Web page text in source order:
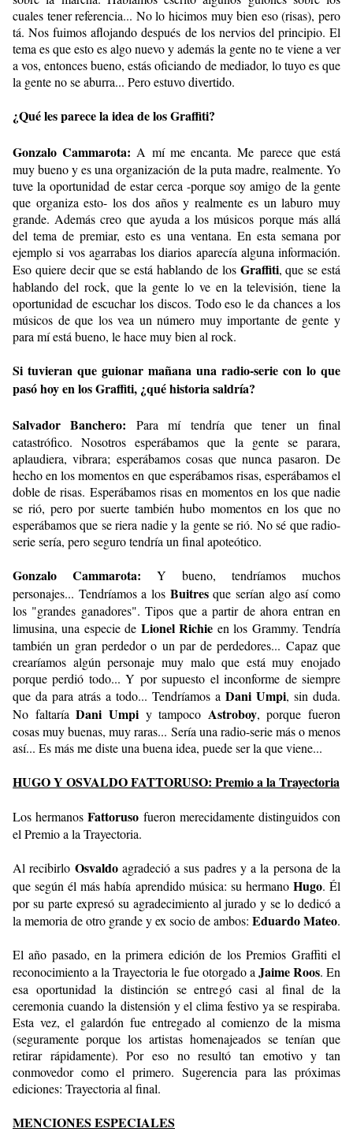
cuales tener referencia... No lo hicimos muy bien eso (risas), pero
tá. Nos fuimos aflojando después de los nervios del principio. El
tema es que esto es algo nuevo y además la gente no te viene a ver
a vos, entonces bueno, estás oficiando de mediador, lo tuyo es que
la gente no se aburra... Pero estuvo divertido.
¿Qué les parece la idea de los Graffiti?
Gonzalo Cammarota: A mí me encanta. Me parece que está
muy bueno y es una organización de la puta madre, realmente. Yo
tuve la oportunidad de estar cerca -porque soy amigo de la gente
que organiza esto- los dos años y realmente es un laburo muy
grande. Además creo que ayuda a los músicos porque más allá
del tema de premiar, esto es una ventana. En esta semana por
ejemplo si vos agarrabas los diarios aparecía alguna información.
Eso quiere decir que se está hablando de los Graffiti, que se está
hablando del rock, que la gente lo ve en la televisión, tiene la
oportunidad de escuchar los discos. Todo eso le da chances a los
músicos de que los vea un número muy importante de gente y
para mí está bueno, le hace muy bien al rock.
Si tuvieran que guionar mañana una radio-serie con lo que
pasó hoy en los Graffiti, ¿qué historia saldría?
Salvador Banchero: Para mí tendría que tener un final
catastrófico. Nosotros esperábamos que la gente se parara,
aplaudiera, vibrara; esperábamos cosas que nunca pasaron. De
hecho en los momentos en que esperábamos risas, esperábamos el
doble de risas. Esperábamos risas en momentos en los que nadie
se rió, pero por suerte también hubo momentos en los que no
esperábamos que se riera nadie y la gente se rió. No sé que radio-
serie sería, pero seguro tendría un final apoteótico.
Gonzalo Cammarota: Y bueno, tendríamos muchos
personajes... Tendríamos a los Buitresque serían algo así como
los "grandes ganadores". Tipos que a partir de ahora entran en
limusina, una especie de Lionel Richie en los Grammy. Tendría
también un gran perdedor o un par de perdedores... Capaz que
crearíamos algún personaje muy malo que está muy enojado
porque perdió todo... Y por supuesto el inconforme de siempre
que da para atrás a todo... Tendríamos a Dani Umpi, sin duda.
No faltaríaDani Umpiy tampoco Astroboy, porque fueron
cosas muy buenas, muy raras... Sería una radio-serie más o menos
así... Es más me diste una buena idea, puede ser la que viene...
HUGO Y OSVALDO FATTORUSO: Premio a la Trayectoria
Los hermanosFattoruso fueron merecidamente distinguidos con
el Premio a la Trayectoria.
Al recibirlo Osvaldoagradeció a sus padres y a la persona de la
que según él más había aprendido música: su hermano Hugo. Él
por su parte expresó su agradecimiento al jurado y se lo dedicó a
la memoria de otro grande y ex socio de ambos: Eduardo Mateo.
El año pasado, en la primera edición de los Premios Graffiti el
reconocimiento a la Trayectoria le fue otorgado aJaime Roos. En
esa oportunidad la distinción se entregó casi al final de la
ceremonia cuando la distensión y el clima festivo ya se respiraba.
Esta vez, el galardón fue entregado al comienzo de la misma
(seguramente porque los artistas homenajeados se tenían que
retirar rápidamente). Por eso no resultó tan emotivo y tan
conmovedor como el primero. Sugerencia para las próximas
ediciones: Trayectoria al final.
MENCIONES ESPECIALES